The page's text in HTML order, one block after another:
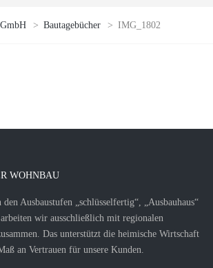
> Bautagebücher > IMG_1802
WOHNBAU
Ausbaustufen „schlüsselfertig“, „Ausbauhaus“
wir ausschließlich mit regionalen
Das unterstützt die heimische Wirtschaft
an Vertrauen für unsere Kunden.